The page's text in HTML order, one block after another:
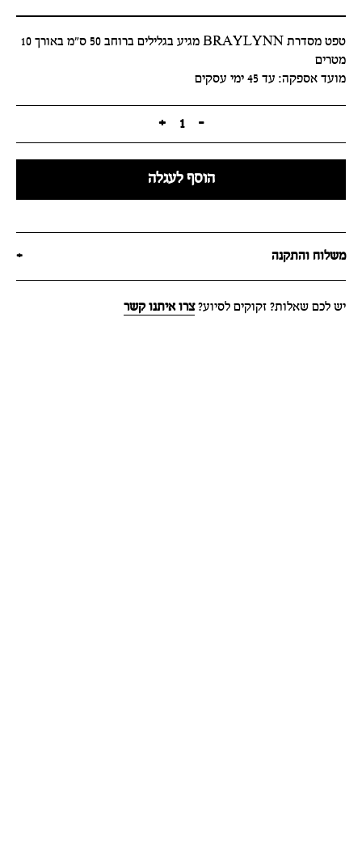
טפט מסדרת BRAYLYNN מגיע בגלילים ברוחב 50 ס"מ באורך 10
מטרים
מועד אספקה: עד 45 ימי עסקים
-
1
+
הוסף לעגלה
משלוח והתקנה +
יש לכם שאלות? זקוקים לסיוע?צרו איתנו קשר